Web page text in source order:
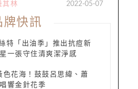
其林 2022-05-07
牌快訊
特「出油季」推出抗痘新
一張守住清爽潔淨感​
色花海！鼓鼓呂思緯、蕭
響金針花季